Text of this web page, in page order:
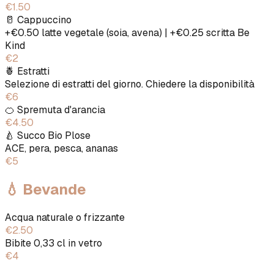
€1.50
🥛 Cappuccino
+€0.50 latte vegetale (soia, avena) | +€0.25 scritta Be
Kind
€2
🍍 Estratti
Selezione di estratti del giorno. Chiedere la disponibilità
€6
🍊 Spremuta d'arancia
€4.50
🍐 Succo Bio Plose
ACE, pera, pesca, ananas
€5
💧 Bevande
Acqua naturale o frizzante
€2.50
Bibite 0,33 cl in vetro
€4